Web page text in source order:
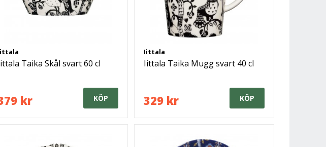
Taika Skål svart 60 cl
kr KÖP
Iittala
Iittala Taika Mugg svart 40 cl
329 kr KÖP